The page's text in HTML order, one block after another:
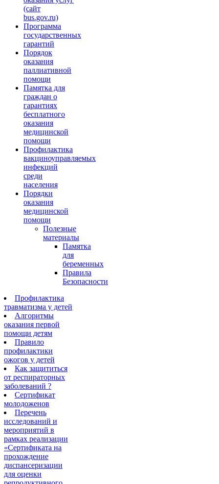
(сайт
bus.gov.ru)
Программа
государственных
гарантий
Порядок
оказания
паллиативной
помощи
Памятка для
граждан о
гарантиях
бесплатного
оказания
медицинской
помощи
Профилактика
вакциноуправляемых
инфекций
среди
населения
Порядки
оказания
медицинской
помощи
Полезные
материалы
Памятка
для
беременных
Правила
Безопасности
Профилактика
травматизма у детей
Алгоритмы
оказания первой
помощи детям
Правило
профилактики
ожогов у детей
Как защититься
от респираторных
заболеваний ?
Сертификат
молодоженов
Перечень
исследований и
мероприятий в
рамках реализации
«Сертификата на
прохождение
диспансеризации
для оценки